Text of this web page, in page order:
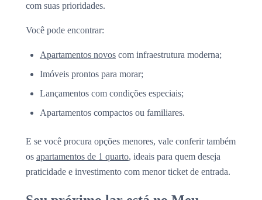
com suas prioridades.
Você pode encontrar:
Apartamentos novos com infraestrutura moderna;
Imóveis prontos para morar;
Lançamentos com condições especiais;
Apartamentos compactos ou familiares.
E se você procura opções menores, vale conferir também
os apartamentos de 1 quarto, ideais para quem deseja
praticidade e investimento com menor ticket de entrada.